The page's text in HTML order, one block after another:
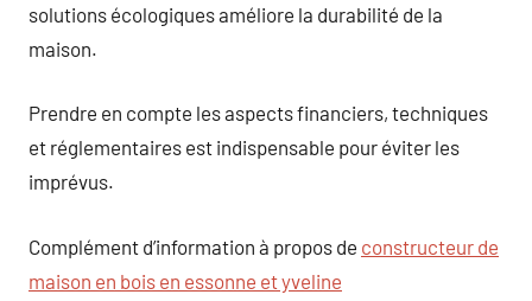
solutions écologiques améliore la durabilité de la
maison.
Prendre en compte les aspects financiers, techniques
et réglementaires est indispensable pour éviter les
imprévus.
Complément d’information à propos de constructeur de
maison en bois en essonne et yveline